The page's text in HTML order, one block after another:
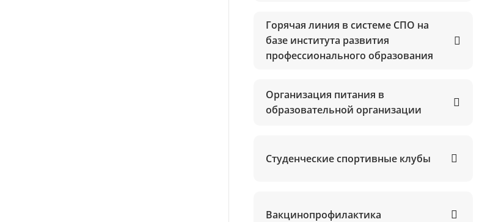
Горячая линия в системе СПО на
базе института развития
профессионального образования
Организация питания в
образовательной организации
Студенческие спортивные клубы
Вакцинопрофилактика